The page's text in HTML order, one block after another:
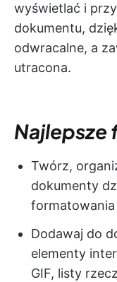
wyświetlać i
dokumentu,
odwracalne, a
utracona.
Najlepsze
Twórz,
dokumenty
formatowania
Dodawaj do
elementy
GIF, listy